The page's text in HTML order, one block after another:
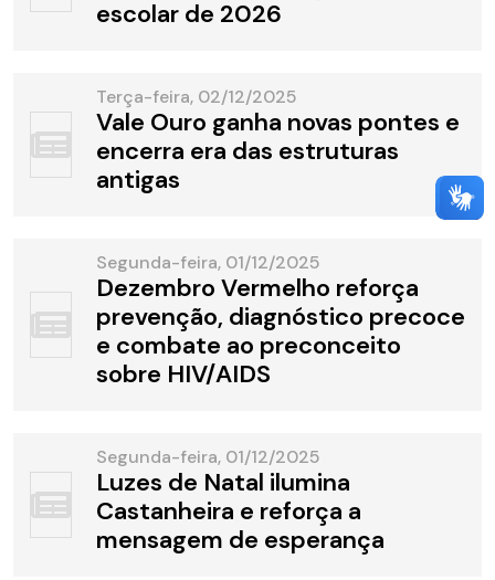
escolar de 2026
Terça-feira, 02/12/2025
Vale Ouro ganha novas pontes e
encerra era das estruturas
antigas
Segunda-feira, 01/12/2025
Dezembro Vermelho reforça
prevenção, diagnóstico precoce
e combate ao preconceito
sobre HIV/AIDS
Segunda-feira, 01/12/2025
Luzes de Natal ilumina
Castanheira e reforça a
mensagem de esperança